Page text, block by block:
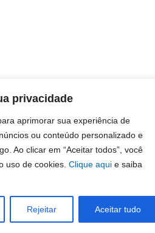
privacidade
aprimorar sua experiência de
ou conteúdo personalizado e
Ao clicar em “Aceitar todos”, você
uso de cookies. Clique aqui e saiba
Rejeitar Aceitar tudo